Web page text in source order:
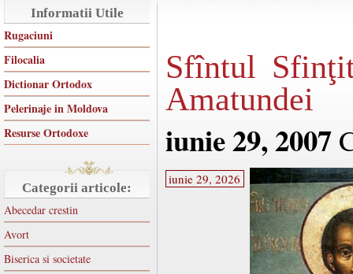
Informatii Utile
Rugaciuni
Filocalia
Dictionar Ortodox
Pelerinaje in Moldova
Resurse Ortodoxe
Categorii articole:
Abecedar crestin
Avort
Biserica si societate
Sfîntul
Amatundei
iunie 29, 2007
iunie 29, 2026